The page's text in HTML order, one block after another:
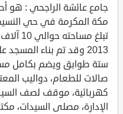
جامع عائشة الراجحي : هو
مكة المكرمة في حي
تبلغ
2013 وقد تم بناء
ستة طوابق ويضم بكامل
صالات للطعام، دواليب
كهربائية، موقف لصف
الإدارة، مصلى السيدات،